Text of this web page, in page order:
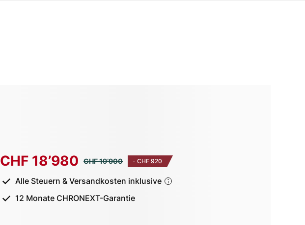
CHF 18’980 CHF 19’900 - CHF 920
Alle Steuern & Versandkosten inklusive
12 Monate CHRONEXT-Garantie